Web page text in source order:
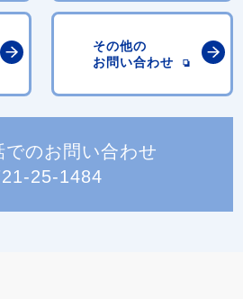
その他の
お問い合わせ
でのお問い合わせ
25-1484